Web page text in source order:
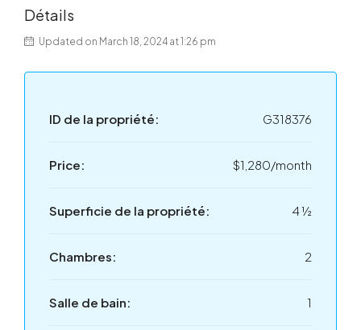
Détails
Updated on March 18, 2024 at 1:26 pm
ID de la propriété: G318376
Price: $1,280/month
Superficie de la propriété: 4 ½
Chambres: 2
Salle de bain: 1